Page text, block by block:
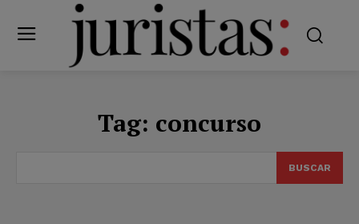
Tag: concurso
BUSCAR